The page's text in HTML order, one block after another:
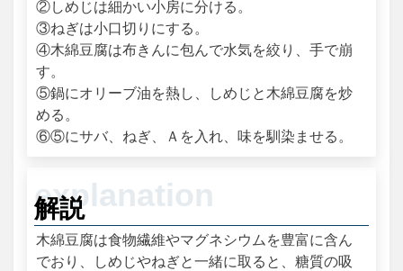
②しめじは細かい小房に分ける。
③ねぎは小口切りにする。
④木綿豆腐は布きんに包んで水気を絞り、手で崩
す。
⑤鍋にオリーブ油を熱し、しめじと木綿豆腐を炒
める。
⑥⑤にサバ、ねぎ、Ａを入れ、味を馴染ませる。
解説
木綿豆腐は食物繊維やマグネシウムを豊富に含ん
でおり、しめじやねぎと一緒に取ると、糖質の吸